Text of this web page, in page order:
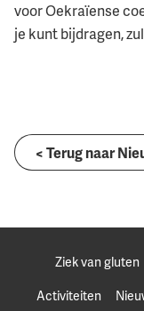
voor Oekraïense
je kunt bijdragen,
< Terug naar
Ziek van gluten
Activiteiten